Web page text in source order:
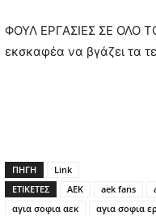
ΦΟΥΛ ΕΡΓΑΣΙΕΣ ΣΕ ΟΛΟ
εκσκαφέα να βγάζει τα
ΠΗΓΗ
Link
ΕΤΙΚΕΤΕΣ
AEK aek fans
αγια σοφια αεκ
αγια σοφια